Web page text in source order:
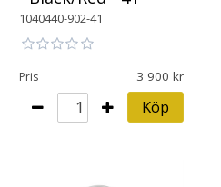
1040440-902-41
Pris 3 900
Köp